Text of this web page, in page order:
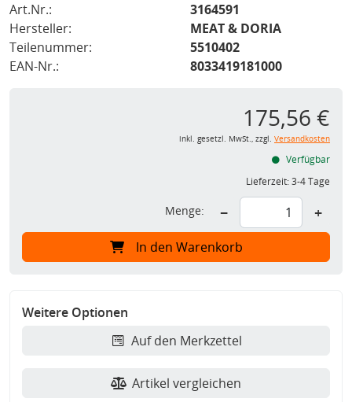
Art.Nr.:
3164591
Hersteller:
MEAT & DORIA
Teilenummer:
5510402
EAN-Nr.:
8033419181000
175,56 €
inkl. gesetzl. MwSt., zzgl. Versandkosten
Verfügbar
Lieferzeit:3-4 Tage
Menge: − +
In den Warenkorb
Weitere Optionen
Auf den Merkzettel
Artikel vergleichen